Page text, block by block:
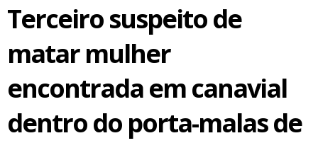
Terceiro suspeito de
matar mulher
encontrada em canavial
dentro do porta-malas de